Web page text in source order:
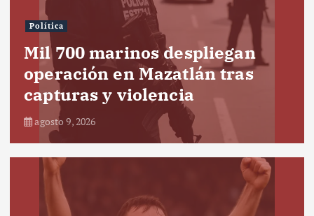
Política
Mil 700 marinos despliegan
operación en Mazatlán tras
capturas y violencia
agosto 9, 2026